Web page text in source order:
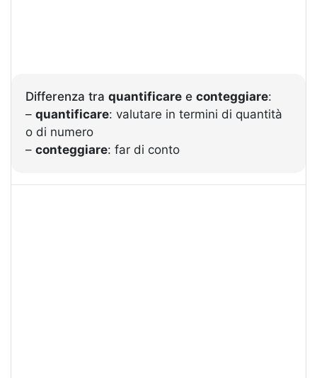
Differenza tra quantificare e conteggiare:
– quantificare: valutare in termini di quantità
o di numero
– conteggiare: far di conto